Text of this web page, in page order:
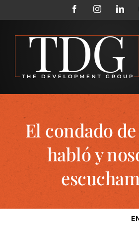
El condado
habló y